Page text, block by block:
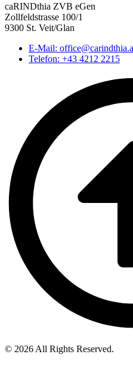
caRINDthia ZVB eGen
Zollfeldstrasse 100/1
9300 St. Veit/Glan
E-Mail:
Telefon: +43 4212 2215
© 2026 All Rights Reserved.